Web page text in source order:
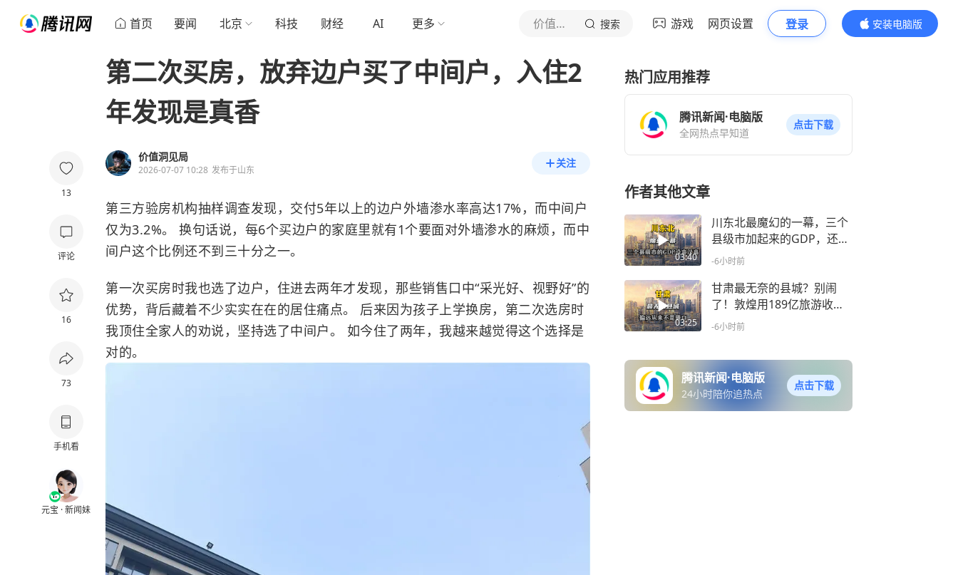
首页 要闻 北京 科技 财经 AI 更多 价值洞见局 搜索 游戏 网页设置 登录
安装电脑版
内容更精彩
13
评论
16
73
手机看
元宝 · 新闻妹
第二次买房，放弃边户买了中间户，入住2
年发现是真香
价值洞见局
2026-07-07 10:28 发布于山东
关注
第三方验房机构抽样调查发现，交付5年以上的边户外墙渗水率高达17%，而中间户
仅为3.2%。 换句话说，每6个买边户的家庭里就有1个要面对外墙渗水的麻烦，而中
间户这个比例还不到三十分之一。
第一次买房时我也选了边户，住进去两年才发现，那些销售口中“采光好、视野好”的
优势，背后藏着不少实实在在的居住痛点。 后来因为孩子上学换房，第二次选房时
我顶住全家人的劝说，坚持选了中间户。 如今住了两年，我越来越觉得这个选择是
对的。
热门应用推荐
腾讯新闻·电脑版
全网热点早知道
点击下载
作者其他文章
03:40
川东北最魔幻的一幕，三个
县级市加起来的GDP，还没
宣汉高？问题出在哪？
-6小时前
03:25
甘肃最无奈的县城？别闹
了！敦煌用189亿旅游收入
告诉你：偏远从来不是借口
-6小时前
腾讯新闻·电脑版
24小时陪你追热点
点击下载